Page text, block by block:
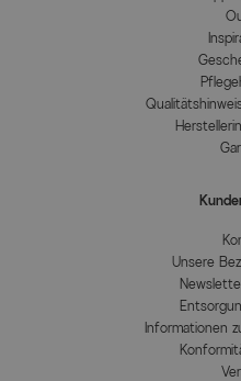
Unsere
Informationen